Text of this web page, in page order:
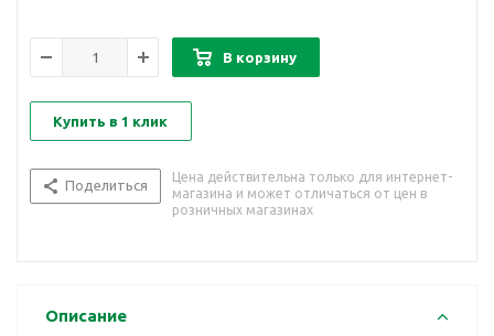
В корзину
Купить в 1 клик
Поделиться
Цена действительна только для интернет-
магазина и может отличаться от цен в
розничных магазинах
Описание